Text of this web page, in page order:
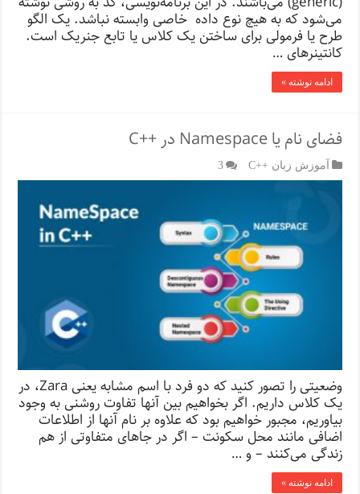
می‌شود که به هیچ نوع داده خاصی وابسته نباشد. یک الگو
طرح یا فرمولی برای ساختن یک کلاس یا تابع جنریک است.
کانتینرهای …
ادامه نوشته »
فضای نام یا Namespace در ++C
آموزش زبان ++C 3
وضعیتی را تصور کنید که دو فرد با اسم مشابه یعنی Zara، در
یک کلاس داریم. اگر بخواهیم بین آنها تفاوت روشنی به وجود
بیاوریم، مجبور خواهیم بود که علاوه بر نام آنها از اطلاعات
اضافی مانند محل سکونت – اگر در جاهای متفاوتی از هم
زندگی می‌کنند – و …
ادامه نوشته »